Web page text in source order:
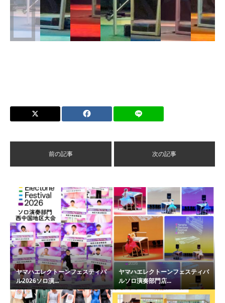
前の記事 次の記事
ヤマハエレクトーンフェスティバ
ル2026ソロ演...
ヤマハエレクトーンフェスティバ
ルソロ演奏部門店...